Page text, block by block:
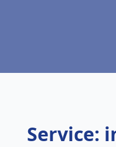
Service: